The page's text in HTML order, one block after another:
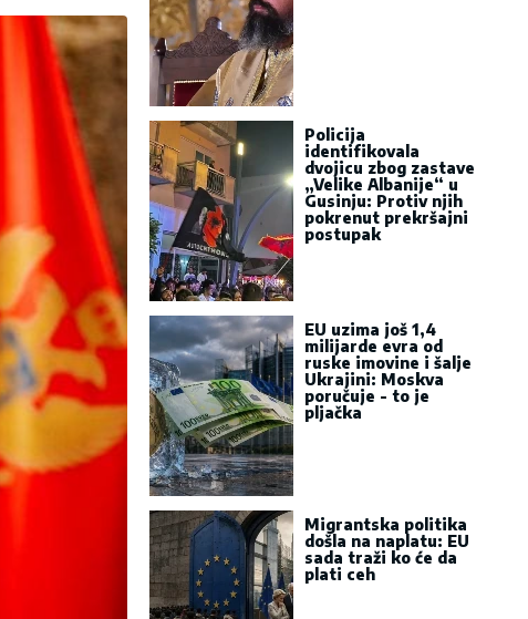
Policija
identifikovala
dvojicu zbog zastave
„Velike Albanije“ u
Gusinju: Protiv njih
pokrenut prekršajni
postupak
EU uzima još 1,4
milijarde evra od
ruske imovine i šalje
Ukrajini: Moskva
poručuje - to je
pljačka
Migrantska politika
došla na naplatu: EU
sada traži ko će da
plati ceh